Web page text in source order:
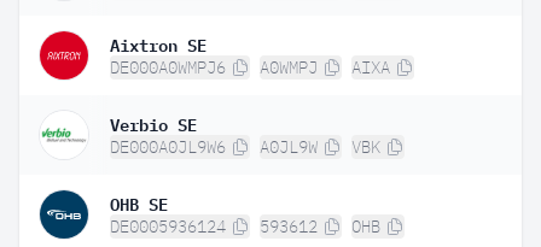
Aixtron SE
DE000A0WMPJ6 A0WMPJ AIXA
Verbio SE
DE000A0JL9W6 A0JL9W VBK
OHB SE
DE0005936124 593612 OHB